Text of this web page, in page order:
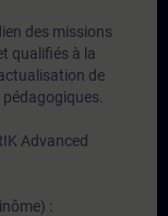
des missions
qualifiés à la
de
Advanced
: